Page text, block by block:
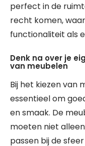
perfect in de
recht komen,
functionaliteit als
Denk na over je
van meubelen
Bij het kiezen van
essentieel om
en smaak. De
moeten niet
passen bij de